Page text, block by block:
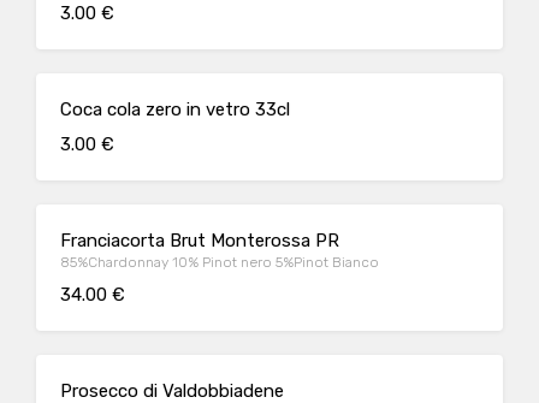
3.00 €
Coca cola zero in vetro 33cl
3.00 €
Franciacorta Brut Monterossa PR
85%Chardonnay 10% Pinot nero 5%Pinot Bianco
34.00 €
Prosecco di Valdobbiadene